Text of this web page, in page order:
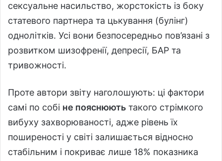
сексуальне насильство, жорстокість із боку
статевого партнера та цькування (булінг)
однолітків. Усі вони безпосередньо пов’язані з
розвитком шизофренії, депресії, БАР та
тривожності.
Проте автори звіту наголошують: ці фактори
самі по собі не пояснюють такого стрімкого
вибуху захворюваності, адже рівень їх
поширеності у світі залишається відносно
стабільним і покриває лише 18% показника